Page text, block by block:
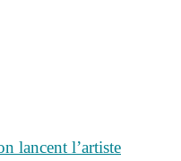
lancent l’artiste